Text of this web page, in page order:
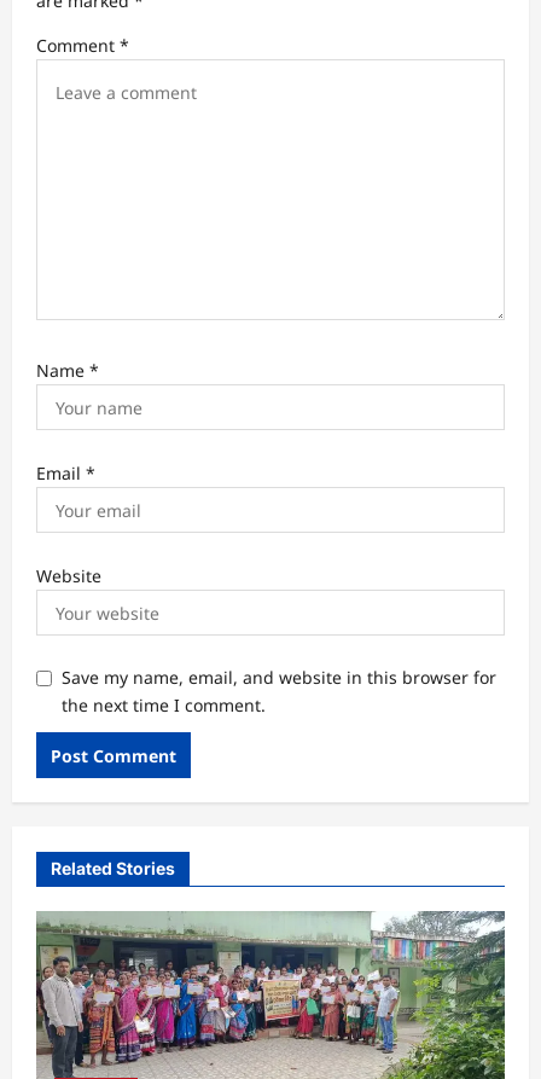
t
i
Comment *
Name *
Email *
Website
Save my name, email, and website in this browser for
the next time I comment.
Related Stories